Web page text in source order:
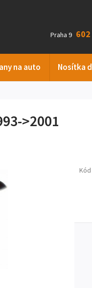
Praha 9
na auto Nosítka
>2001